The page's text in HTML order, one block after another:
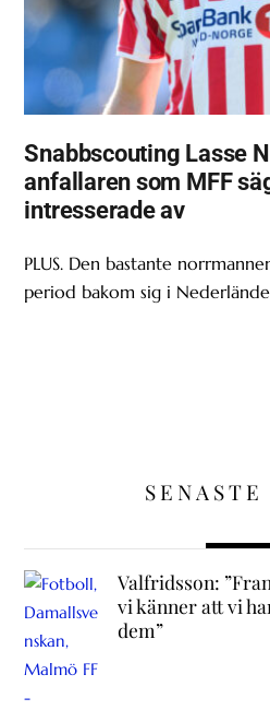
Snabbscouting Lasse
anfallaren som MFF
intresserade av
PLUS. Den bastante
period bakom sig i
Valfridsson:
vi känner att vi
dem”